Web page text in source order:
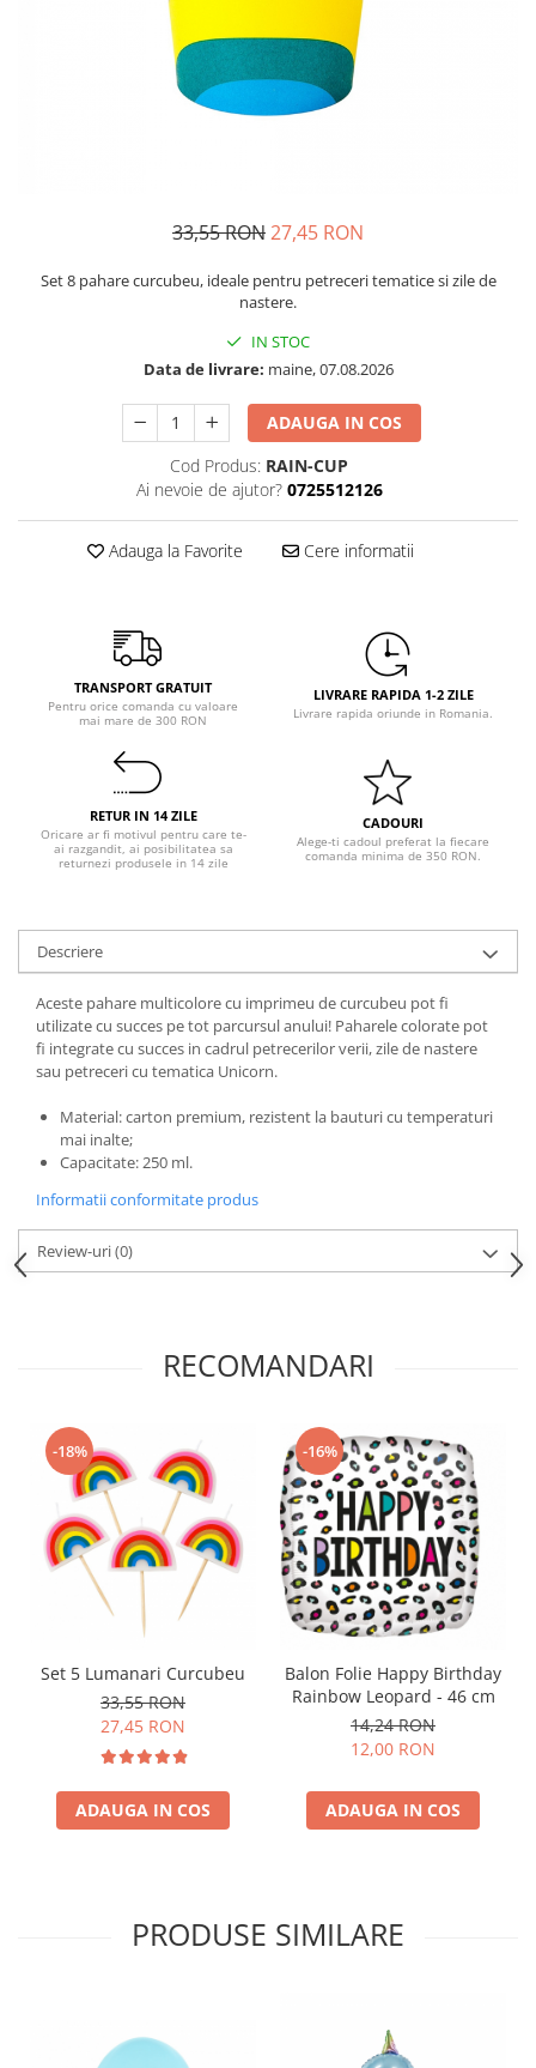
Petrecere Star Wars
Petrecere Super Mario
Petrecere LOL Surprise
Petrecere Minnie Mouse
Petrecere Printese Disney
Pastel Party
Petrecere Mexicana
Petrecere Tropicala
Summer Party
Petrecere Majorat
Petrecere 30 ani
Petrecere 40 Ani
Petrecere 50 ani
Ocazie
Anul Nou
Gender Reveal
Botez
Halloween
Nunta
Paste
Petrecere 1 An
Petrecerea Burlacitelor
Petreceri Aniversare
Valentine's Day
33,55 RON27,45 RON
Set 8 pahare curcubeu, ideale pentru petreceri tematice si zile de
nastere.
IN STOC
Data de livrare: maine, 07.08.2026
ADAUGA IN COS
Cod Produs: RAIN-CUP
Ai nevoie de ajutor? 0725512126
Adauga la Favorite Cere informatii
TRANSPORT GRATUIT
Pentru orice comanda cu valoare
mai mare de 300 RON
LIVRARE RAPIDA 1-2 ZILE
Livrare rapida oriunde in Romania.
RETUR IN 14 ZILE
Oricare ar fi motivul pentru care te-
ai razgandit, ai posibilitatea sa
returnezi produsele in 14 zile
CADOURI
Alege-ti cadoul preferat la fiecare
comanda minima de 350 RON.
Descriere
Aceste pahare multicolore cu imprimeu de curcubeu pot fi
utilizate cu succes pe tot parcursul anului! Paharele colorate pot
fi integrate cu succes in cadrul petrecerilor verii, zile de nastere
sau petreceri cu tematica Unicorn.
Material: carton premium, rezistent la bauturi cu temperaturi
mai inalte;
Capacitate: 250 ml.
Informatii conformitate produs
Review-uri(0)
RECOMANDARI
-18%
Set 5 Lumanari Curcubeu
33,55 RON
27,45 RON
ADAUGA IN COS
-16%
Balon Folie Happy Birthday
Rainbow Leopard - 46 cm
14,24 RON
12,00 RON
ADAUGA IN COS
PRODUSE SIMILARE